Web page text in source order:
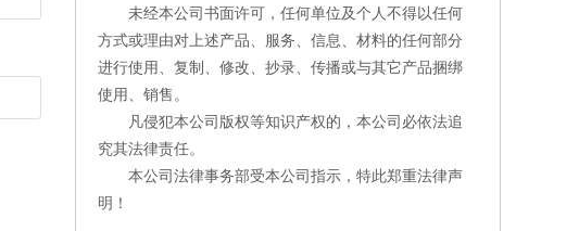
未经本公司书面许可，任何单位及个人不得以任何
方式或理由对上述产品、服务、信息、材料的任何部分
进行使用、复制、修改、抄录、传播或与其它产品捆绑
使用、销售。
凡侵犯本公司版权等知识产权的，本公司必依法追
究其法律责任。
本公司法律事务部受本公司指示，特此郑重法律声
明！